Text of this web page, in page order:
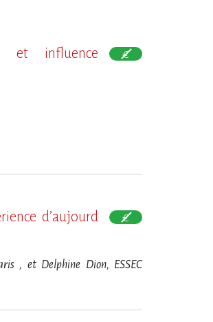
et influence
d​‌’aujourd​
, et Delphine Dion, ESSEC